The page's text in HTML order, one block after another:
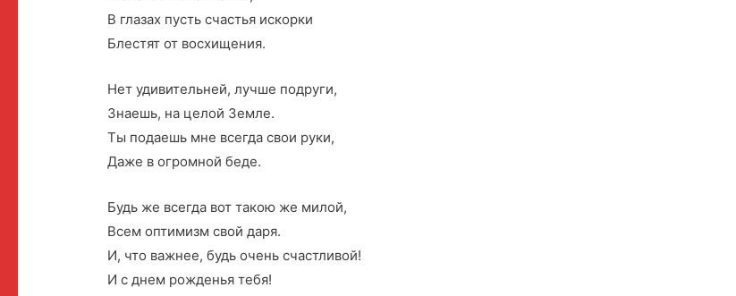
В глазах пусть счастья искорки
Блестят от восхищения.
Нет удивительней, лучше подруги,
Знаешь, на целой Земле.
Ты подаешь мне всегда свои руки,
Даже в огромной беде.
Будь же всегда вот такою же милой,
Всем оптимизм свой даря.
И, что важнее, будь очень счастливой!
И с днем рожденья тебя!